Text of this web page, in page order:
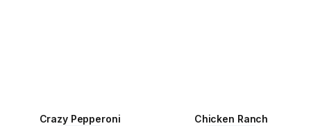
Crazy Pepperoni Chicken Ranch